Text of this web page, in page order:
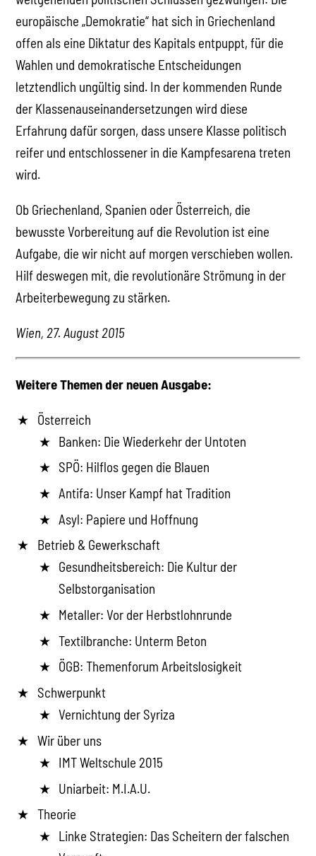
europäische „Demokratie“ hat sich in Griechenland
offen als eine Diktatur des Kapitals entpuppt, für die
Wahlen und demokratische Entscheidungen
letztendlich ungültig sind. In der kommenden Runde
der Klassenauseinandersetzungen wird diese
Erfahrung dafür sorgen, dass unsere Klasse politisch
reifer und entschlossener in die Kampfesarena treten
wird.
Ob Griechenland, Spanien oder Österreich, die
bewusste Vorbereitung auf die Revolution ist eine
Aufgabe, die wir nicht auf morgen verschieben wollen.
Hilf deswegen mit, die revolutionäre Strömung in der
Arbeiterbewegung zu stärken.
Wien, 27. August 2015
Weitere Themen der neuen Ausgabe:
Österreich
Banken: Die Wiederkehr der Untoten
SPÖ: Hilflos gegen die Blauen
Antifa: Unser Kampf hat Tradition
Asyl: Papiere und Hoffnung
Betrieb & Gewerkschaft
Gesundheitsbereich: Die Kultur der
Selbstorganisation
Metaller: Vor der Herbstlohnrunde
Textilbranche: Unterm Beton
ÖGB: Themenforum Arbeitslosigkeit
Schwerpunkt
Vernichtung der Syriza
Wir über uns
IMT Weltschule 2015
Uniarbeit: M.I.A.U.
Theorie
Linke Strategien: Das Scheitern der falschen